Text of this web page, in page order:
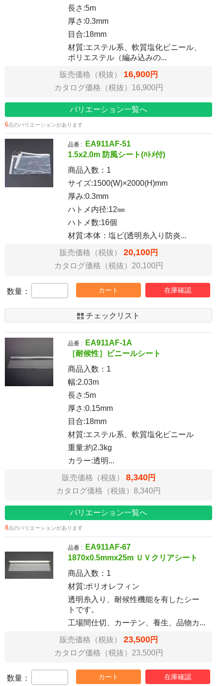
長さ:5m
厚さ:0.3mm
目合:18mm
材質:エステル系、軟質塩化ビニール、
ポリエステル（編み込みの...
販売価格（税抜） 16,900円
カタログ価格（税抜）16,900円
バリエーション一覧へ
6点のバリエーションがあります
品番 :
EA911AF-51
1.5x2.0m 防風シート(ﾊﾄﾒ付)
商品入数： 1
サイズ:1500(W)×2000(H)mm
厚み:0.3mm
ハトメ内径:12㎜
ハトメ数:16個
材質:本体：塩ビ(透明糸入り防炎...
販売価格（税抜） 20,100円
カタログ価格（税抜）20,100円
数量： カート 在庫確認
チェックリスト
品番 :
EA911AF-1A
［耐候性］ビニールシート
商品入数： 1
幅:2.03m
長さ:5m
厚さ:0.15mm
目合:18mm
材質:エステル系、軟質塩化ビニール
重量:約2.3kg
カラー:透明...
販売価格（税抜） 8,340円
カタログ価格（税抜）8,340円
バリエーション一覧へ
8点のバリエーションがあります
品番 :
EA911AF-67
1870x0.5mmx25m ＵＶクリアシート
商品入数： 1
材質:ポリオレフィン
透明糸入り、耐候性機能を有したシー
トです。
工場間仕切、カーテン、養生、品物カ...
販売価格（税抜） 23,500円
カタログ価格（税抜）23,500円
数量： カート 在庫確認